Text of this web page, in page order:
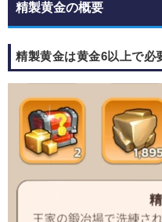
精製黄金の概要
精製黄金は黄金6以上で必